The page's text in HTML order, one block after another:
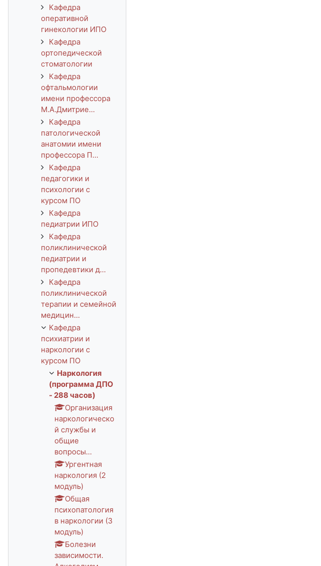
Кафедра
оперативной
гинекологии ИПО
Кафедра
ортопедической
стоматологии
Кафедра
офтальмологии
имени профессора
М.А.Дмитрие...
Кафедра
патологической
анатомии имени
профессора П...
Кафедра
педагогики и
психологии с
курсом ПО
Кафедра
педиатрии ИПО
Кафедра
поликлинической
педиатрии и
пропедевтики д...
Кафедра
поликлинической
терапии и семейной
медицин...
Кафедра
психиатрии и
наркологии с
курсом ПО
Наркология
(программа ДПО
- 288 часов)
Организация
наркологическо
й службы и
общие
вопросы...
Ургентная
наркология (2
модуль)
Общая
психопатология
в наркологии (3
модуль)
Болезни
зависимости.